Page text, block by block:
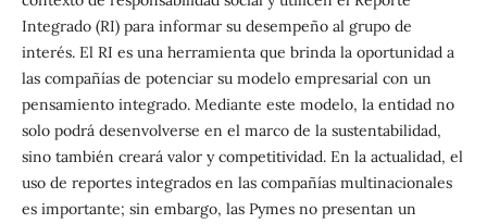
Integrado (RI) para informar su desempeño al grupo de
interés. El RI es una herramienta que brinda la oportunidad a
las compañías de potenciar su modelo empresarial con un
pensamiento integrado. Mediante este modelo, la entidad no
solo podrá desenvolverse en el marco de la sustentabilidad,
sino también creará valor y competitividad. En la actualidad, el
uso de reportes integrados en las compañías multinacionales
es importante; sin embargo, las Pymes no presentan un